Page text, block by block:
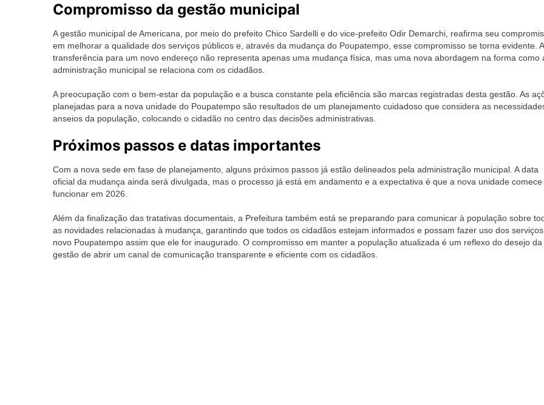
Compromisso da gestão municipal
A gestão municipal de Americana, por meio do prefeito Chico Sardelli e do vice-prefeito Odir Demarchi, reafirma seu
em melhorar a qualidade dos serviços públicos e, através da mudança do Poupatempo, esse compromisso se torna evidente. A
transferência para um novo endereço não representa apenas uma mudança física, mas uma nova abordagem na forma como
administração municipal se relaciona com os cidadãos.
A preocupação com o bem-estar da população e a busca constante pela eficiência são marcas registradas desta gestão. As
planejadas para a nova unidade do Poupatempo são resultados de um planejamento cuidadoso que considera as
anseios da população, colocando o cidadão no centro das decisões administrativas.
Próximos passos e datas importantes
Com a nova sede em fase de planejamento, alguns próximos passos já estão delineados pela administração municipal. A data
oficial da mudança ainda será divulgada, mas o processo já está em andamento e a expectativa é que a nova unidade comece
funcionar em 2026.
Além da finalização das tratativas documentais, a Prefeitura também está se preparando para comunicar à população sobre
as novidades relacionadas à mudança, garantindo que todos os cidadãos estejam informados e possam fazer uso dos
novo Poupatempo assim que ele for inaugurado. O compromisso em manter a população atualizada é um reflexo do desejo da
gestão de abrir um canal de comunicação transparente e eficiente com os cidadãos.